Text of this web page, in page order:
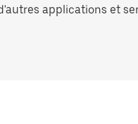
applications et